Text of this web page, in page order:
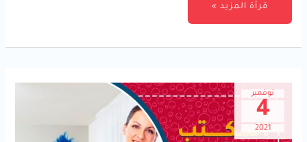
قرأة المزيد »
نوفمبر
4
2021